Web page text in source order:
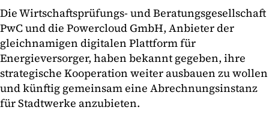
Die Wirtschaftsprüfungs- und Beratungsgesellschaft
PwC und die Powercloud GmbH, Anbieter der
gleichnamigen digitalen Plattform für
Energieversorger, haben bekannt gegeben, ihre
strategische Kooperation weiter ausbauen zu wollen
und künftig gemeinsam eine Abrechnungsinstanz
für Stadtwerke anzubieten.